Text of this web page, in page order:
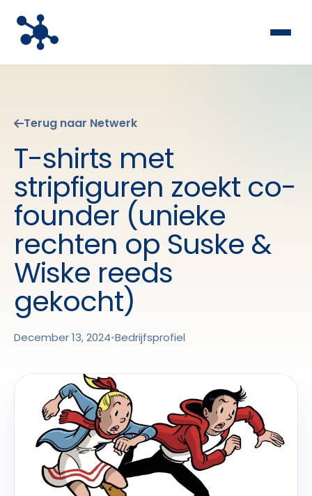
Terug naar Netwerk
T-shirts met
stripfiguren zoekt co-
founder (unieke
rechten op Suske &
Wiske reeds
gekocht)
December 13, 2024•Bedrijfsprofiel